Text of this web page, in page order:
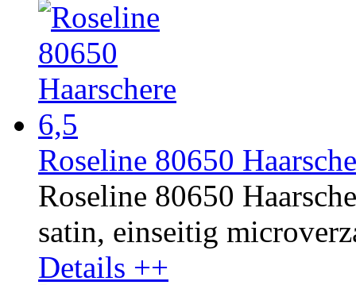
Roseline 80650
Roseline 80650
satin, einseitig
Details ++